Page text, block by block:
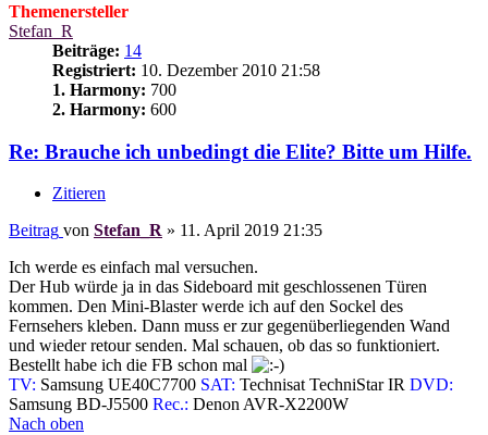
Themenersteller
Stefan_R
Beiträge: 14
Registriert: 10. Dezember 2010 21:58
1. Harmony: 700
2. Harmony: 600
Re: Brauche ich unbedingt die Elite? Bitte um Hilfe.
Zitieren
Beitrag von Stefan_R » 11. April 2019 21:35
Ich werde es einfach mal versuchen.
Der Hub würde ja in das Sideboard mit geschlossenen Türen
kommen. Den Mini-Blaster werde ich auf den Sockel des
Fernsehers kleben. Dann muss er zur gegenüberliegenden Wand
und wieder retour senden. Mal schauen, ob das so funktioniert.
Bestellt habe ich die FB schon mal
TV: Samsung UE40C7700 SAT: Technisat TechniStar IR DVD:
Samsung BD-J5500 Rec.: Denon AVR-X2200W
Nach oben